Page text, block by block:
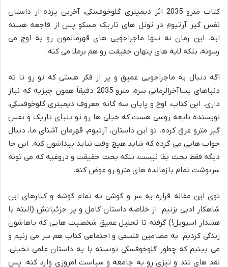
کتاب مترو 2035 اثر دیمیتری گلوخوفسکی، آخرین پرده از داستان
نفس گیر آرتیوم در تونل های تاریک مسکو پس از فاجعه هسته
ایه. این رمان نه تنها ماجراجویی های قهرمانمون رو به اوج می
رسونه، بلکه لایه های پنهان حقیقت رو هم برملا می کنه.
اگه دنبال یه ماجراجویی عمیق و پر از فکر هستی که تو رو تا ته
دنیاهای پساآخرالزمانی ببره، مترو 2035 دقیقاً همون چیزیه که نیاز
داری. این کتاب، اوج و پایان سه گانه معروف دیمیتری گلوخوفسکی،
نویسنده نابغه روسی هست که خیلی ها رو تو دنیای تاریک و نفس
گیر مترو غرق کرده. تو این داستان، آرتیوم، قهرمان آشنای ما، دنبال
جواب هایی می گرده که شاید هیچ وقت نباید پیداشون کنه. این جا
دیگه فقط بحث بقا نیست، بلکه بحث حقیقت و دروغیه که می تونه
سرنوشت تمام بازمانده های مترو رو عوض کنه.
توی این مقاله قراره یه سر و گوشی به تمام گوشه و کنارهای این
شاهکار ادبی بزنیم. از خلاصه داستان کامل و پر جزئیاتش (البته با
هشدار اسپویل!) گرفته تا تحلیل عمیق شخصیت هایی که باهاشون
زندگی کردیم. به مضامین فلسفی و اجتماعی کتاب هم سر می زنیم و
می بینیم که چطور گلوخوفسکی تونسته با یه داستان علمی تخیلی،
نقد های تند و تیزی رو به جامعه و سیاست امروزی وارد کنه. پس